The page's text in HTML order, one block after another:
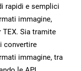
rapidi e semplici
immagine,
Sia tramite
convertire
immagine, tra